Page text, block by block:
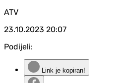
ATV
23.10.2023 20:07
Podijeli:
Link je kopiran!